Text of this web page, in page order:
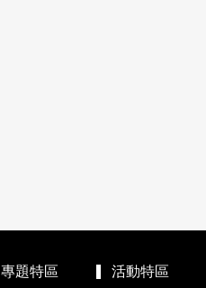
專題特區 活動特區